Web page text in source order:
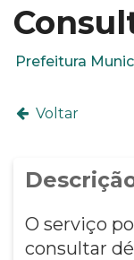
menu
busca
conteúdo
Prefeitura
Voltar
O serviço
consultar